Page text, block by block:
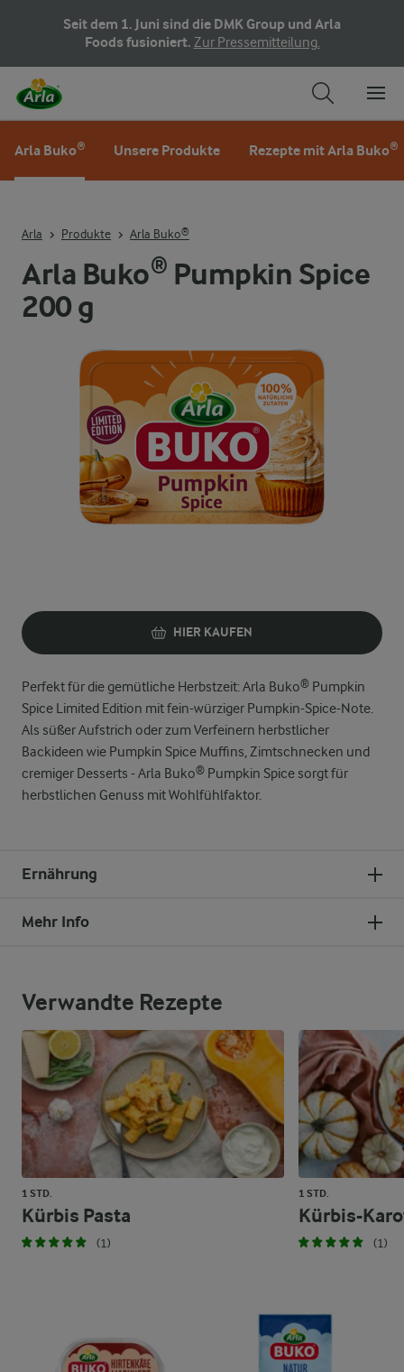
Seit dem 1. Juni sind die DMK Group und Arla
Foods fusioniert. Zur Pressemitteilung.
Arla Buko® Unsere Produkte Rezepte mit Arla Buko®
Arla Produkte Arla Buko®
Arla Buko® Pumpkin Spice
200 g
HIER KAUFEN
Perfekt für die gemütliche Herbstzeit: Arla Buko® Pumpkin
Spice Limited Edition mit fein-würziger Pumpkin-Spice-Note.
Als süßer Aufstrich oder zum Verfeinern herbstlicher
Backideen wie Pumpkin Spice Muffins, Zimtschnecken und
cremiger Desserts - Arla Buko® Pumpkin Spice sorgt für
herbstlichen Genuss mit Wohlfühlfaktor.
Ernährung
Mehr Info
Verwandte Rezepte
1 STD.
Kürbis Pasta
(1)
1 STD.
Kürbis-
(1)